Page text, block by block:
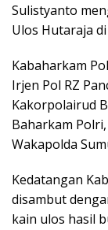
Sulistyanto
Ulos Hutaraja
Kabaharkam
Irjen Pol RZ
Kakorpolairud
Baharkam
Wakapolda
Kedatangan
disambut
kain ulos hasil